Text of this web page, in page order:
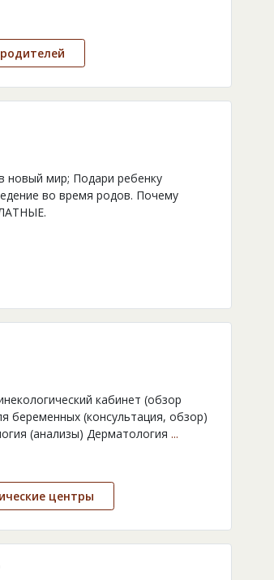
новый мир; Подари ребенку
во время родов. Почему
кабинет (обзор
беременных (консультация, обзор)
(анализы) Дерматология ...
центры